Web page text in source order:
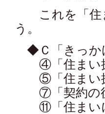
これを「住
う。
◆Ｃ「きっか
④「住まい探
⑤「住まい探
⑦「契約の後
⑪「住まいに